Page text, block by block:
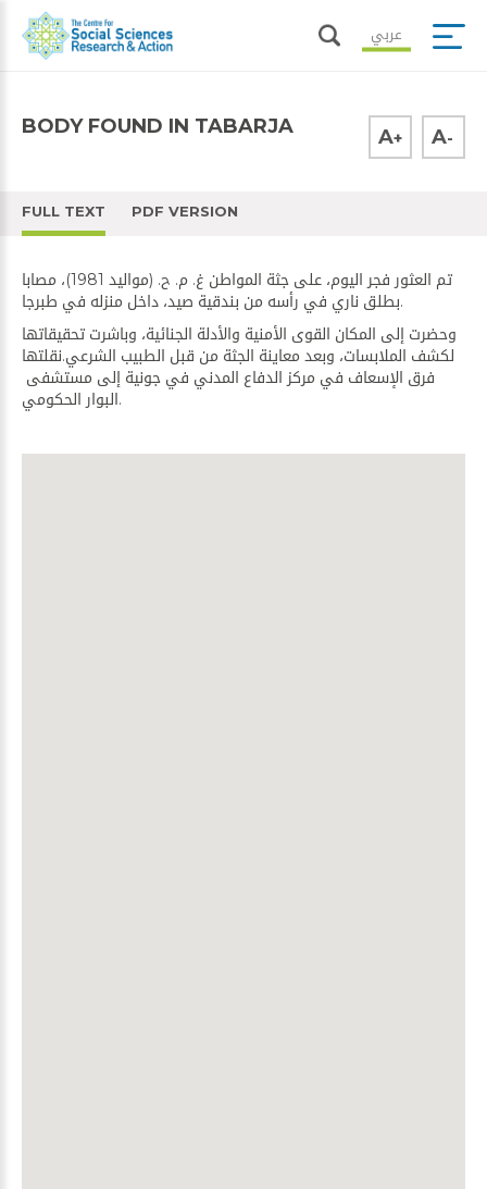
عربي
BODY FOUND IN TABARJA A+ A-
FULL TEXT PDF VERSION
تم العثور فجر اليوم، على جثة المواطن غ. م. ح. (مواليد 1981)، مصابا
بطلق ناري في رأسه من بندقية صيد، داخل منزله في ​طبرجا​.
وحضرت إلى المكان القوى الأمنية والأدلة الجنائية، وباشرت تحقيقاتها
لكشف الملابسات، وبعد معاينة الجثة من قبل الطبيب الشرعي.نقلتها
فرق الإسعاف في مركز ​الدفاع المدني​ في ​جونية​ إلى مستشفى ​
البوار​ الحكومي.